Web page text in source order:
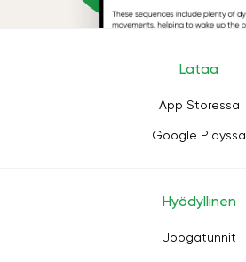
Lataa
App Storessa
Google Playssa
Hyödyllinen
Joogatunnit